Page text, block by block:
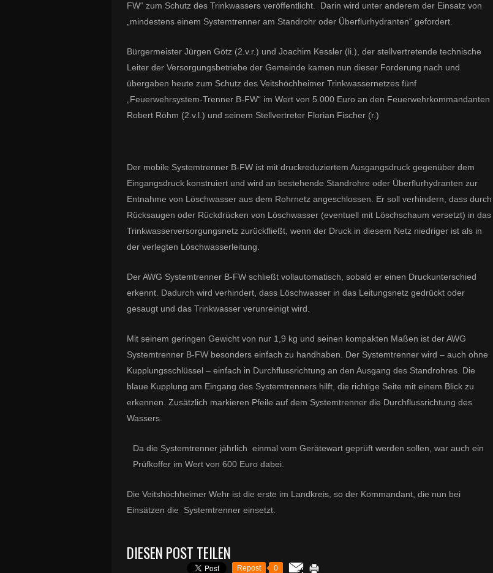
FW“ zum Schutz des Trinkwassers veröffentlicht.
Darin wird unter anderem der Einsatz von
„mindestens einem Systemtrenner am Standrohr oder Überflurhydranten“ gefordert.
Bürgermeister Jürgen Götz (2.v.r.) und Joachim Kessler (li.), der stellvertretende technische
Leiter der Versorgungsbetriebe der Gemeinde kamen nun dieser Forderung nach und
übergaben heute zum Schutz des Veitshöchheimer Trinkwassernetzes fünf
„Feuerwehrsystem-Trenner B-FW“ im Wert von 5.000 Euro an den Feuerwehrkommandanten
Robert Röhm (2.v.l.) und seinem Stellvertreter Florian Fischer (r.)
Der mobile Systemtrenner B-FW ist mit druckreduziertem Ausgangsdruck gegenüber dem
Eingangsdruck konstruiert und wird an bestehende Standrohre oder Überflurhydranten zur
Entnahme von Löschwasser aus dem Rohrnetz angeschlossen. Er soll verhindern, dass durch
Rücksaugen oder Rückdrücken von Löschwasser (eventuell mit Löschschaum versetzt) in das
Trinkwasserversorgungsnetz zurückfließt, wenn der Druck in diesem Netz niedriger ist als in
der verlegten Löschwasserleitung.
Der AWG Systemtrenner B-FW schließt vollautomatisch, sobald er einen Druckunterschied
erkennt. Dadurch wird verhindert, dass Löschwasser in das Leitungsnetz gedrückt oder
gesaugt und das Trinkwasser verunreinigt wird.
Mit seinem geringen Gewicht von nur 1,9 kg und seinen kompakten Maßen ist der AWG
Systemtrenner B-FW besonders einfach zu handhaben. Der Systemtrenner wird – auch ohne
Kupplungsschlüssel – einfach in Durchflussrichtung an den Ausgang des Standrohres. Die
blaue Kupplung am Eingang des Systemtrenners hilft, die richtige Seite mit einem Blick zu
erkennen. Zusätzlich markieren Pfeile auf dem Systemtrenner die Durchflussrichtung des
Wassers.
Da die Systemtrenner jährlich einmal vom Gerätewart geprüft werden sollen, war auch ein
Prüfkoffer im Wert von 600 Euro dabei.
Die Veitshöchheimer Wehr ist die erste im Landkreis, so der Kommandant, die nun bei
Einsätzen die Systemtrenner einsetzt.
DIESEN POST TEILEN
Repost 0